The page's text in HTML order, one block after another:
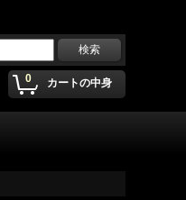
0 カートの中身